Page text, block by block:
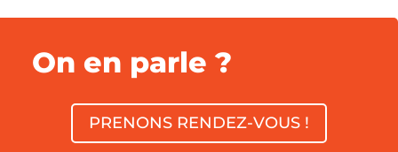
On en parle ?
PRENONS RENDEZ-VOUS !